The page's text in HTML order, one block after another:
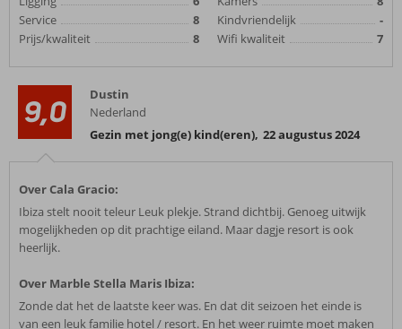
Service
8
Prijs/kwaliteit
8
Kindvriendelijk
-
Wifi kwaliteit
7
9,0
Dustin
Nederland
Gezin met jong(e) kind(eren), 22 augustus 2024
Over Cala Gracio:
Ibiza stelt nooit teleur Leuk plekje. Strand dichtbij. Genoeg uitwijk
mogelijkheden op dit prachtige eiland. Maar dagje resort is ook
heerlijk.
Over Marble Stella Maris Ibiza:
Zonde dat het de laatste keer was. En dat dit seizoen het einde is
van een leuk familie hotel / resort. En het weer ruimte moet maken